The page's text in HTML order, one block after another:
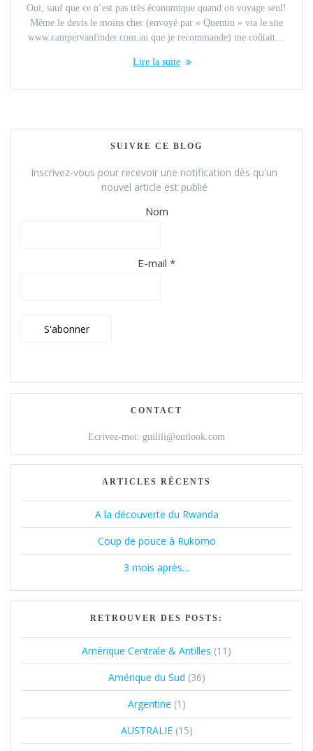
Oui, sauf que ce n’est pas très économique quand on voyage seul!
Même le devis le moins cher (envoyé par « Quentin » via le site
www.campervanfinder.com.au que je recommande) me coûtait…
Lire la suite
SUIVRE CE BLOG
Inscrivez-vous pour recevoir une notification dès qu'un
nouvel article est publié
Nom
E-mail *
CONTACT
Ecrivez-moi: guilili@outlook.com
ARTICLES RÉCENTS
A la découverte du Rwanda
Coup de pouce à Rukomo
3 mois après…
RETROUVER DES POSTS:
Amérique Centrale & Antilles (11)
Amérique du Sud (36)
Argentine (1)
AUSTRALIE(15)